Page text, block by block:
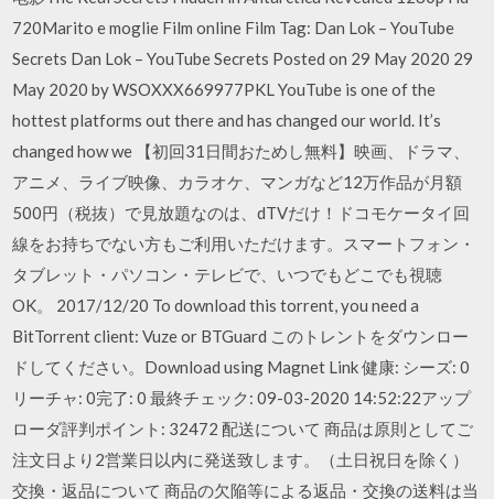
720Marito e moglie Film online Film Tag: Dan Lok – YouTube
Secrets Dan Lok – YouTube Secrets Posted on 29 May 2020 29
May 2020 by WSOXXX669977PKL YouTube is one of the
hottest platforms out there and has changed our world. It’s
changed how we 【初回31日間おためし無料】映画、ドラマ、
アニメ、ライブ映像、カラオケ、マンガなど12万作品が月額
500円（税抜）で見放題なのは、dTVだけ！ドコモケータイ回
線をお持ちでない方もご利用いただけます。スマートフォン・
タブレット・パソコン・テレビで、いつでもどこでも視聴
OK。 2017/12/20 To download this torrent, you need a
BitTorrent client: Vuze or BTGuard このトレントをダウンロー
ドしてください。Download using Magnet Link 健康: シーズ: 0
リーチャ: 0完了: 0 最終チェック: 09-03-2020 14:52:22アップ
ローダ評判ポイント: 32472 配送について 商品は原則としてご
注文日より2営業日以内に発送致します。（土日祝日を除く）
交換・返品について 商品の欠陥等による返品・交換の送料は当